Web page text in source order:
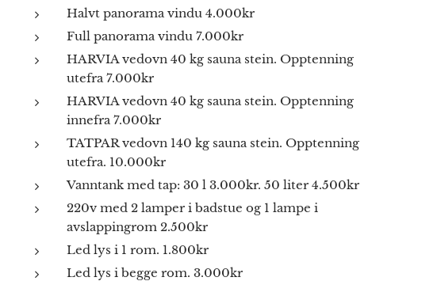
Halvt panorama vindu 4.000kr
Full panorama vindu 7.000kr
HARVIA vedovn 40 kg sauna stein. Opptenning
utefra 7.000kr
HARVIA vedovn 40 kg sauna stein. Opptenning
innefra 7.000kr
TATPAR vedovn 140 kg sauna stein. Opptenning
utefra. 10.000kr
Vanntank med tap: 30 l 3.000kr. 50 liter 4.500kr
220v med 2 lamper i badstue og 1 lampe i
avslappingrom 2.500kr
Led lys i 1 rom. 1.800kr
Led lys i begge rom. 3.000kr